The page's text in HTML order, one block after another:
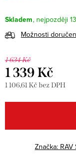
Skladem
Možnosti
1 634 Kč
1 339 Kč
1 106,61 Kč bez DPH
cena:
Značka: RAV